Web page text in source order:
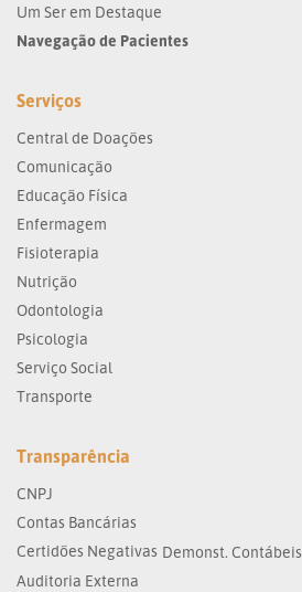
Um Ser em Destaque
Navegação de Pacientes
Serviços
Central de Doações
Comunicação
Educação Física
Enfermagem
Fisioterapia
Nutrição
Odontologia
Psicologia
Serviço Social
Transporte
Transparência
CNPJ
Contas Bancárias
Certidões Negativas Demonst. Contábeis
Auditoria Externa